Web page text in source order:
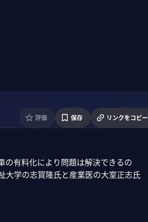
評価 保存 リンクをコピー
の有料化により問題は解決できるの
大学の志賀隆氏と産業医の大室正志氏